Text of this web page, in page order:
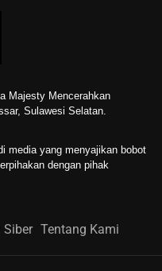
Majesty Mencerahkan
Sulawesi Selatan.
media yang menyajikan bobot
dengan pihak
Siber Tentang Kami